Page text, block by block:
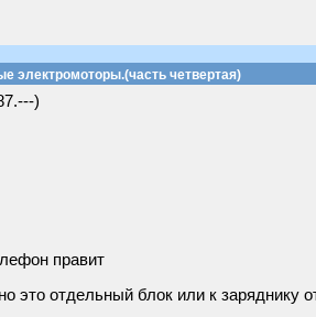
электромоторы.(часть четвертая)
)
правит
это отдельный блок или к заряднику